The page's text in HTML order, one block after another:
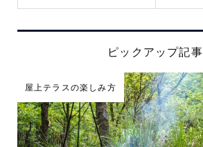
ピックアップ記事
屋上テラスの楽しみ方